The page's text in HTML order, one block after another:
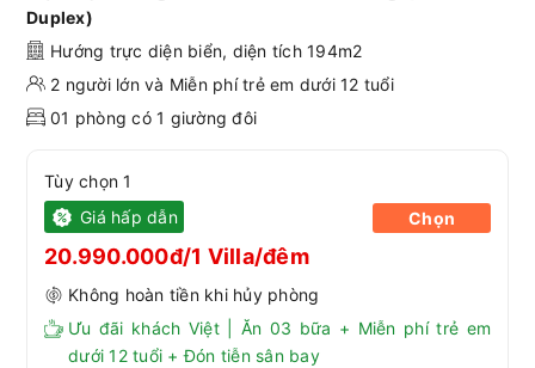
Duplex)
Hướng trực diện biển, diện tích 194m2
2 người lớn và Miễn phí trẻ em dưới 12 tuổi
01 phòng có 1 giường đôi
Tùy chọn 1
Giá hấp dẫn
20.990.000đ/1 Villa/đêm
Không hoàn tiền khi hủy phòng
Ưu đãi khách Việt | Ăn 03 bữa + Miễn phí trẻ em
dưới 12 tuổi + Đón tiễn sân bay
Chọn